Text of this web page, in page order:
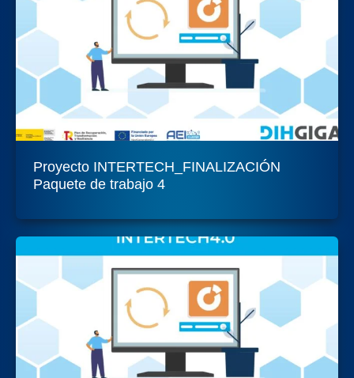
Proyecto INTERTECH_FINALIZACIÓN
Paquete de trabajo 4